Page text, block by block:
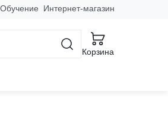
Обучение Интернет-магазин
Корзина
PROxima